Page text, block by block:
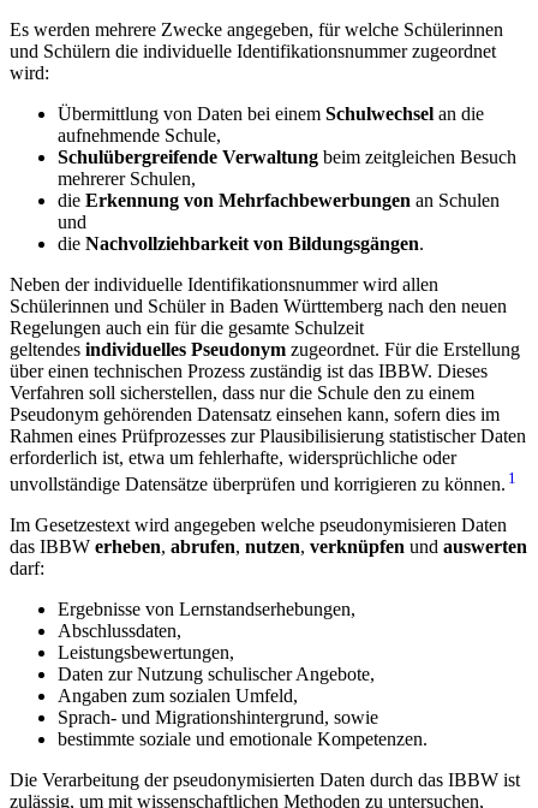
Es werden mehrere Zwecke angegeben, für welche Schülerinnen
und Schülern die individuelle Identifikationsnummer zugeordnet
wird:
Übermittlung von Daten bei einem Schulwechsel an die
aufnehmende Schule,
Schulübergreifende Verwaltung beim zeitgleichen Besuch
mehrerer Schulen,
die Erkennung von Mehrfachbewerbungen an Schulen
und
die Nachvollziehbarkeit von Bildungsgängen.
Neben der individuelle Identifikationsnummer wird allen
Schülerinnen und Schüler in Baden Württemberg nach den neuen
Regelungen auch ein für die gesamte Schulzeit
geltendes individuelles Pseudonym zugeordnet. Für die Erstellung
über einen technischen Prozess zuständig ist das IBBW. Dieses
Verfahren soll sicherstellen, dass nur die Schule den zu einem
Pseudonym gehörenden Datensatz einsehen kann, sofern dies im
Rahmen eines Prüfprozesses zur Plausibilisierung statistischer Daten
erforderlich ist, etwa um fehlerhafte, widersprüchliche oder
unvollständige Datensätze überprüfen und korrigieren zu können. 1
Im Gesetzestext wird angegeben welche pseudonymisieren Daten
das IBBW erheben, abrufen, nutzen, verknüpfen und auswerten
darf:
Ergebnisse von Lernstandserhebungen,
Abschlussdaten,
Leistungsbewertungen,
Daten zur Nutzung schulischer Angebote,
Angaben zum sozialen Umfeld,
Sprach- und Migrationshintergrund, sowie
bestimmte soziale und emotionale Kompetenzen.
Die Verarbeitung der pseudonymisierten Daten durch das IBBW ist
zulässig, um mit wissenschaftlichen Methoden zu untersuchen,